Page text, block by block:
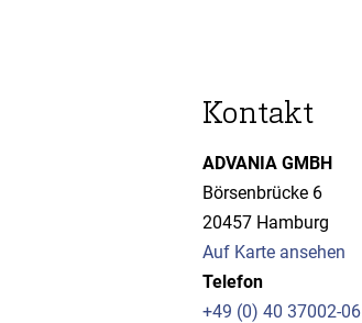
Kontakt
ADVANIA GMBH
Börsenbrücke 6
20457 Hamburg
Auf Karte ansehen
Telefon
+49 (0) 40 37002-06